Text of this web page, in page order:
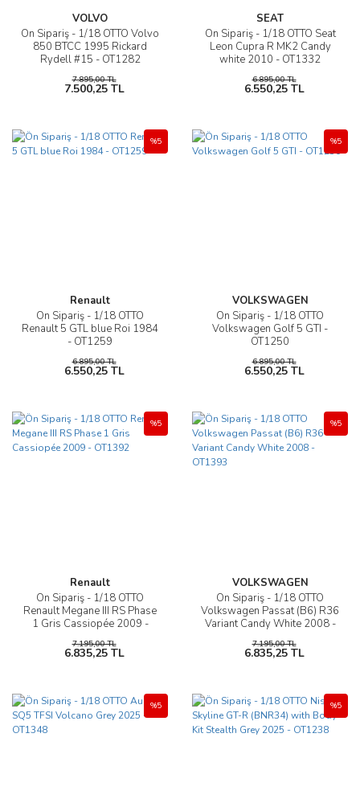
VOLVO
Ön Sipariş - 1/18 OTTO Volvo
850 BTCC 1995 Rickard
Rydell #15 - OT1282
7.895,00 TL
7.500,25 TL
SEAT
Ön Sipariş - 1/18 OTTO Seat
Leon Cupra R MK2 Candy
white 2010 - OT1332
6.895,00 TL
6.550,25 TL
Renault
Ön Sipariş - 1/18 OTTO
Renault 5 GTL blue Roi 1984
- OT1259
%5
6.895,00 TL
6.550,25 TL
VOLKSWAGEN
Ön Sipariş - 1/18 OTTO
Volkswagen Golf 5 GTI -
OT1250
%5
6.895,00 TL
6.550,25 TL
Renault
Ön Sipariş - 1/18 OTTO
Renault Megane III RS Phase
1 Gris Cassiopée 2009 -
%5
7.195,00 TL
6.835,25 TL
VOLKSWAGEN
Ön Sipariş - 1/18 OTTO
Volkswagen Passat (B6) R36
Variant Candy White 2008 -
%5
7.195,00 TL
6.835,25 TL
%5 %5